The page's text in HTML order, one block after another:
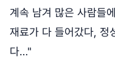
계속 남겨 많은 사람들
재료가 다 들어갔다, 정
다…"